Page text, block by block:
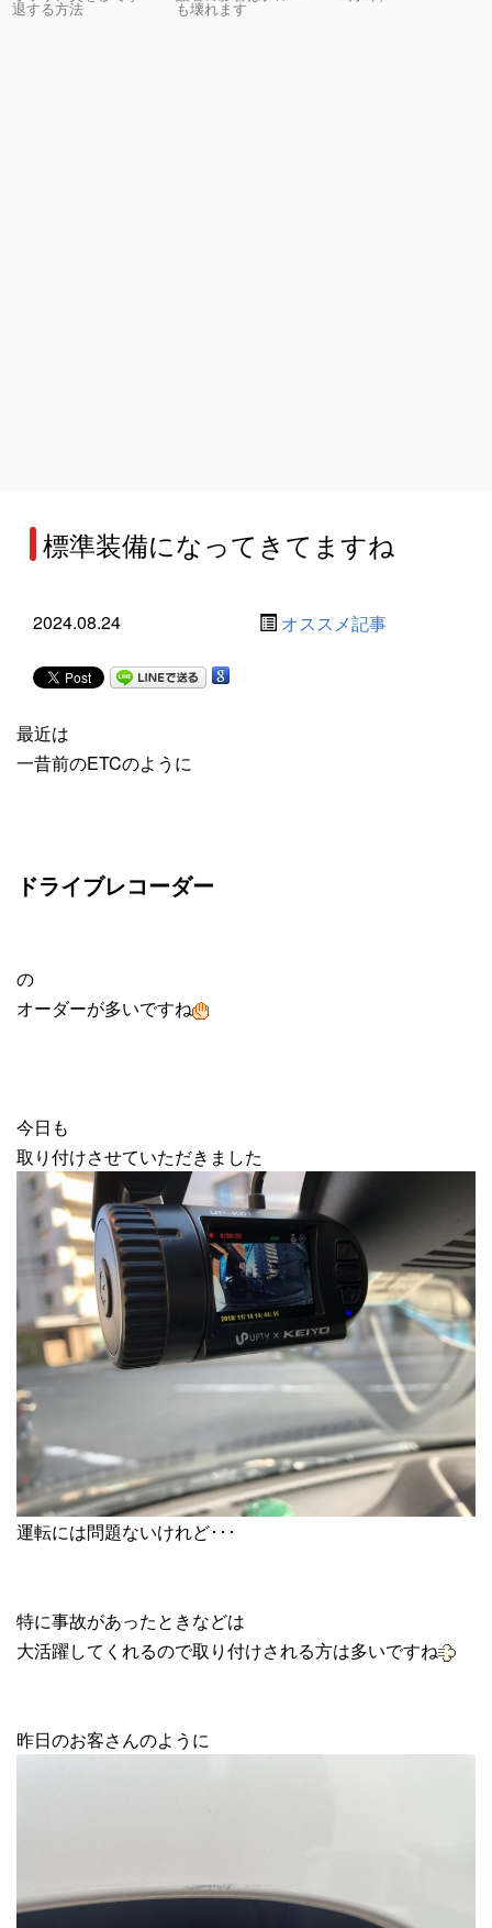
退する方法 も壊れます
標準装備になってきてますね
2024.08.24 オススメ記事
最近は
一昔前のETCのように
ドライブレコーダー
の
オーダーが多いですね
今日も
取り付けさせていただきました
運転には問題ないけれど･･･
特に事故があったときなどは
大活躍してくれるので取り付けされる方は多いですね
昨日のお客さんのように